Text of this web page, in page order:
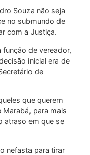
Souza não seja
no submundo de
com a Justiça.
de vereador,
inicial era de
de
que querem
para mais
atraso em que se
nefasta para tirar